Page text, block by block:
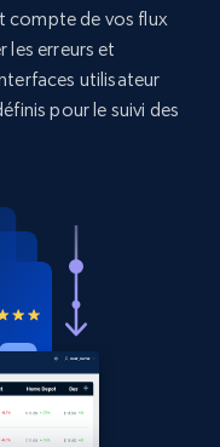
Commencer
using
Discount,
Commencer
compte de vos flux
les erreurs et
utilisateur
pour le suivi des